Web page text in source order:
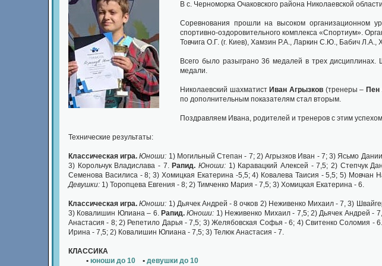
В с. Черноморка Очаковского района Николаевской
Соревнования прошли на высоком организационном
спортивно-оздоровительного комплекса «Спортиум».
Товчига О.Г. (г. Киев), Хамзин Р.А., Ларкин С.Ю., Бабич Л.А.,
Всего было разыграно 36 медалей в трех
медали.
Николаевский шахматист Иван Агрызков (тренеры – Пен
по дополнительным показателям стал вторым.
Поздравляем Ивана, родителей и тренеров с этим
Технические результаты:
Классическая игра.Юноши: 1) Могильный Степан - 7; 2) Агрызков Иван - 7; 3) Ясьмо
3) Корольчук Владислава - 7. Рапид.Юноши: 1) Каравацкий Алексей - 7,5; 2) Степчук
Семенова Василиса - 8; 3) Хомицкая Екатерина -5,5; 4) Ковалева Таисия - 5,5; 5) Мовчан
Девушки: 1) Торопцева Евгения - 8; 2) Тимченко Мария - 7,5; 3) Хомицкая Екатерина - 6.
Классическая игра.Юноши: 1) Дьячек Андрей - 8 очков 2) Неживенко Михаил - 7, 3)
3) Ковалишин Юлиана – 6. Рапид.Юноши: 1) Неживенко Михаил - 7,5; 2) Дьячек Андрей -
Анастасия - 8; 2) Репетило Дарья - 7,5; 3) Желябовская Софья - 6; 4) Свитенко Соломия - 6.
Ирина - 7,5; 2) Ковалишин Юлиана - 7,5; 3) Телюк Анастасия - 7.
КЛАССИКА
• юноши до 10 • девушки до 10